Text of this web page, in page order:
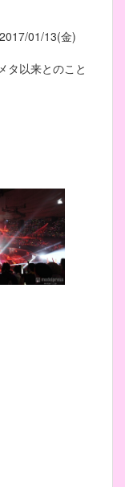
2017/01/13(金)
タ以来とのこと